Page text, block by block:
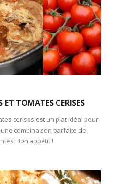
TOMATES CERISES
cerises est un plat idéal pour
combinaison parfaite de
Bon appétit !